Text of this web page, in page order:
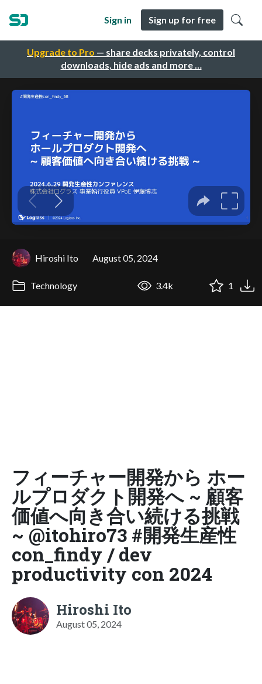
Upgrade to Pro — share decks privately, control
downloads, hide ads and more …
Sign in Sign up for free
Hiroshi Ito August 05, 2024
Technology 3.4k 1
フィーチャー開発から ホー
ルプロダクト開発へ ~ 顧客
価値へ向き合い続ける挑戦
~ @itohiro73 #開発生産性
con_findy / dev
productivity con 2024
Hiroshi Ito
August 05, 2024